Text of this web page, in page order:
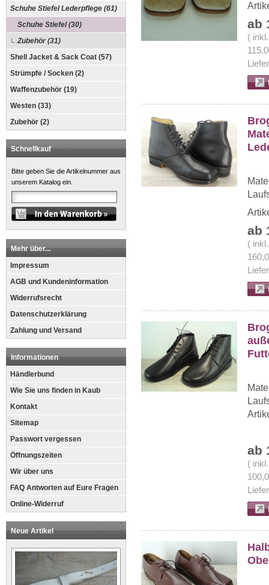
Schuhe Stiefel Lederpflege (61)
Schuhe Stiefel (30)
Zubehör (31)
Shell Jacket & Sack Coat (57)
Strümpfe / Socken (2)
Waffenzubehör (19)
Westen (33)
Zubehör (2)
Schnellkauf
Bitte geben Sie die Artikelnummer aus
unserem Katalog ein.
Mehr über...
Impressum
AGB und Kundeninformation
Widerrufsrecht
Datenschutzerklärung
Zahlung und Versand
Informationen
Händlerbund
Wie Sie uns finden in Kaub
Kontakt
Sitemap
Passwort vergessen
Öffnungszeiten
Wir über uns
FAQ Antworten auf Eure Fragen
Online-Widerruf
Neue Artikel
ab
(
ab
(
ab
(